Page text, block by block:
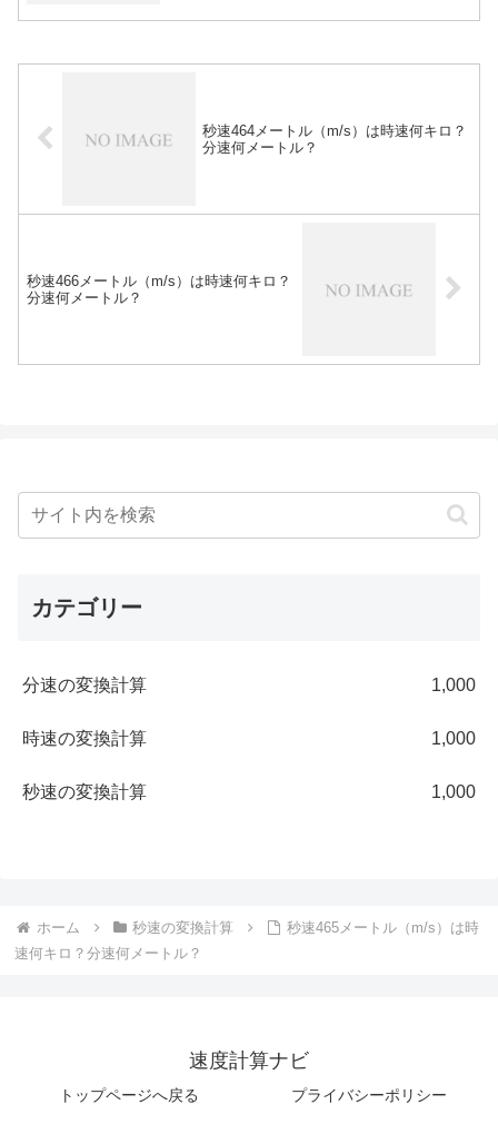
秒速464メートル（m/s）は時速何キロ？
分速何メートル？
秒速466メートル（m/s）は時速何キロ？
分速何メートル？
カテゴリー
分速の変換計算 1,000
時速の変換計算 1,000
秒速の変換計算 1,000
ホーム 秒速の変換計算
秒速465メートル（m/s）は時
速何キロ？分速何メートル？
速度計算ナビ
トップページへ戻る プライバシーポリシー